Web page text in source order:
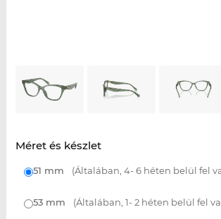
Méret és készlet
51 mm (Általában, 4- 6 héten belül fel
53 mm (Általában, 1- 2 héten belül fel